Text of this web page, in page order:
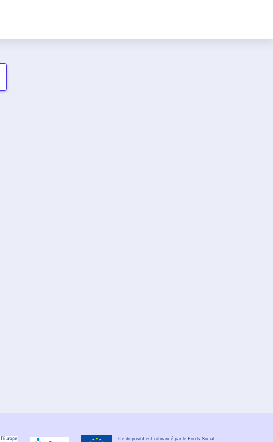
Ce dispositif est cofinancé par le Fonds Social